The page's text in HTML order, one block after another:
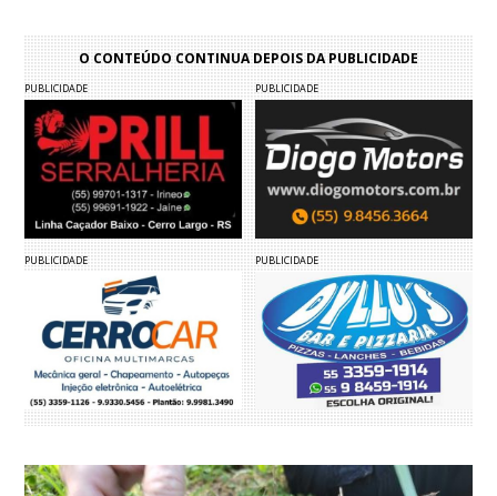
O CONTEÚDO CONTINUA DEPOIS DA PUBLICIDADE
PUBLICIDADE PUBLICIDADE
PUBLICIDADE PUBLICIDADE